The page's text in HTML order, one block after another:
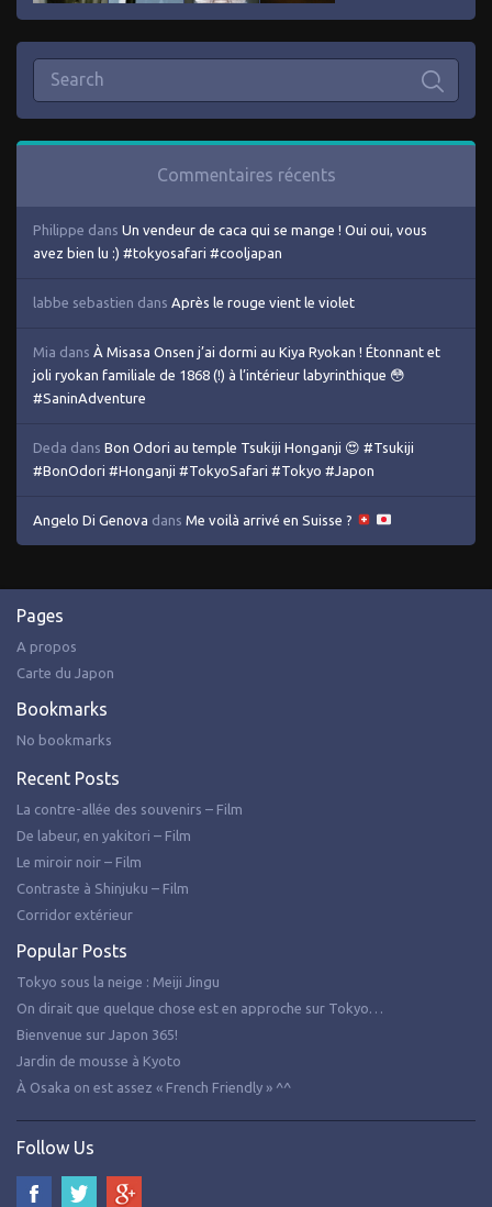
Commentaires récents
Philippe dans Un vendeur de caca qui se mange ! Oui oui, vous
avez bien lu :) #tokyosafari #cooljapan
labbe sebastien dans Après le rouge vient le violet
Mia dans À Misasa Onsen j’ai dormi au Kiya Ryokan ! Étonnant et
joli ryokan familiale de 1868 (!) à l’intérieur labyrinthique 😳
#SaninAdventure
Deda dans Bon Odori au temple Tsukiji Honganji 😍 #Tsukiji
#BonOdori #Honganji #TokyoSafari #Tokyo #Japon
Angelo Di Genova dans Me voilà arrivé en Suisse ?
Pages
A propos
Carte du Japon
Bookmarks
No bookmarks
Recent Posts
La contre-allée des souvenirs – Film
De labeur, en yakitori – Film
Le miroir noir – Film
Contraste à Shinjuku – Film
Corridor extérieur
Popular Posts
Tokyo sous la neige : Meiji Jingu
On dirait que quelque chose est en approche sur Tokyo…
Bienvenue sur Japon 365!
Jardin de mousse à Kyoto
À Osaka on est assez « French Friendly » ^^
Follow Us